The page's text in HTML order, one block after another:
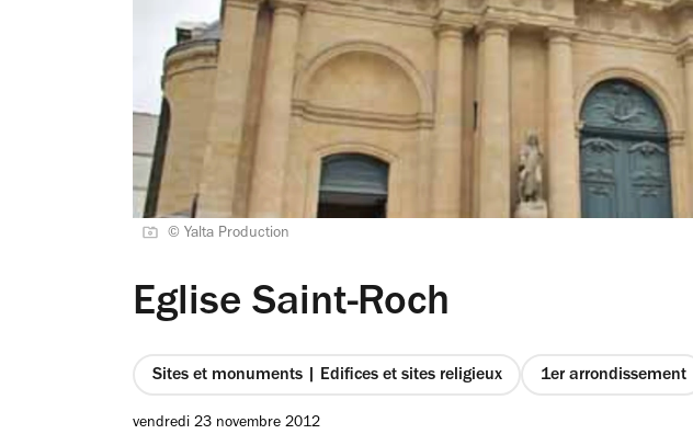
© Yalta Production
Eglise Saint-Roch
Sites et monuments | Edifices et sites religieux 1er arrondissement
vendredi 23 novembre 2012